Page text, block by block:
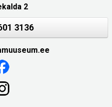
2
3136